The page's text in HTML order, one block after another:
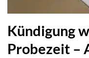
Kündigung
Probezeit –